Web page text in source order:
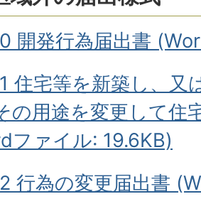
開発行為届出書
住宅等を新築し、又
の用途を変更して住
ファイル: 19.6KB)
行為の変更届出書